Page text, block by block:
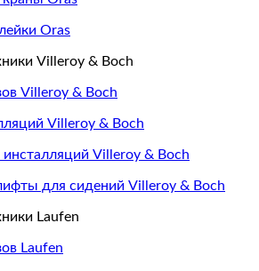
Oras
Villeroy & Boch
Villeroy & Boch
Villeroy & Boch
Villeroy & Boch
для сидений Villeroy & Boch
Laufen
Laufen